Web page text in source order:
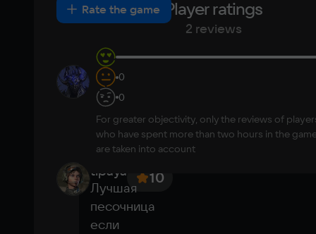
Video card
Pixel shader 5.0 capable card
Space
14 ГБ
Other
DirectX(R): 11, Звуковая карта: Совместимая
с DirectX
Japanese
Turkish
helpfulNewPositiveNeutralNegative
Rate the game
Rincks
почему её
нету в
облаке?
October
15 0
tipaya 10
Лучшая
песочница
если
Player ratings
2 reviews
0
0
For greater objectivity, only the reviews of
who have spent more than two hours in the
are taken into account